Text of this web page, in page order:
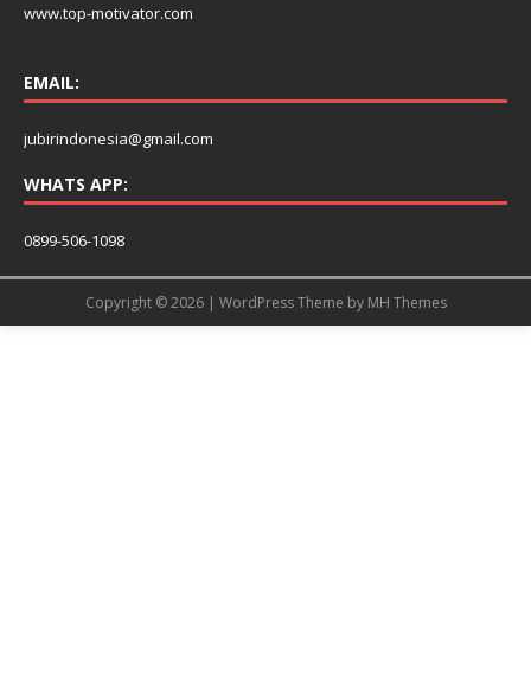
www.top-motivator.com
EMAIL:
jubirindonesia@gmail.com
WHATS APP:
0899-506-1098
Copyright © 2026 | WordPress Theme by MH Themes